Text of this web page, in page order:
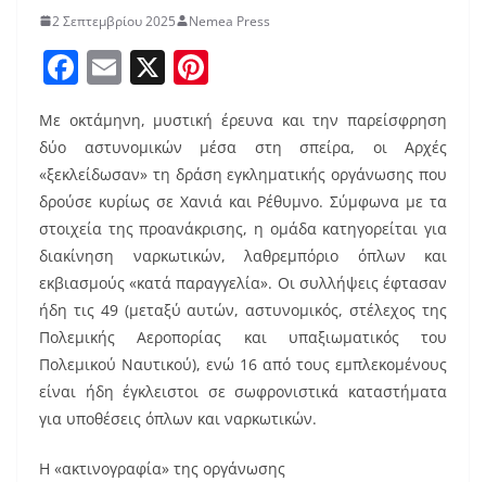
2 Σεπτεμβρίου 2025 Nemea Press
F
c
e
b
o
o
k
E
ai
l
X
nt
er
e
st
Με οκτάμηνη, μυστική έρευνα και την παρείσφρηση
δύο αστυνομικών μέσα στη σπείρα, οι Αρχές
«ξεκλείδωσαν» τη δράση εγκληματικής οργάνωσης που
δρούσε κυρίως σε Χανιά και Ρέθυμνο. Σύμφωνα με τα
στοιχεία της προανάκρισης, η ομάδα κατηγορείται για
διακίνηση ναρκωτικών, λαθρεμπόριο όπλων και
εκβιασμούς «κατά παραγγελία». Οι συλλήψεις έφτασαν
ήδη τις 49 (μεταξύ αυτών, αστυνομικός, στέλεχος της
Πολεμικής Αεροπορίας και υπαξιωματικός του
Πολεμικού Ναυτικού), ενώ 16 από τους εμπλεκομένους
είναι ήδη έγκλειστοι σε σωφρονιστικά καταστήματα
για υποθέσεις όπλων και ναρκωτικών.
Η «ακτινογραφία» της οργάνωσης